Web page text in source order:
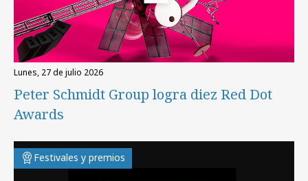
lunes, 27 de julio 2026
Peter Schmidt Group logra diez Red Dot
Awards
Festivales y premios